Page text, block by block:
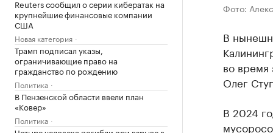
Reuters сообщил о серии кибератак на
крупнейшие финансовые компании
США
Новая категория
Трамп подписал указы,
ограничивающие право на
гражданство по рождению
Политика
В Пензенской области ввели план
«Ковер»
Политика
Фото:
В
во время
Олег
В 2024